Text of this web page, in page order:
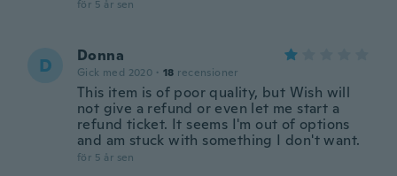
för 5 år sen
D Donna
Gick med 2020 · 18 recensioner
This item is of poor quality, but Wish will
not give a refund or even let me start a
refund ticket. It seems I'm out of options
and am stuck with something I don't want.
för 5 år sen